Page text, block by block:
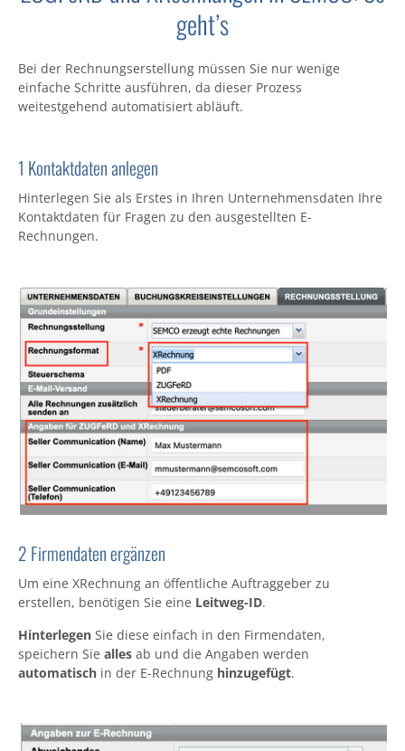
geht’s
Bei der Rechnungserstellung müssen Sie nur wenige
einfache Schritte ausführen, da dieser Prozess
weitestgehend automatisiert abläuft.
1 Kontaktdaten anlegen
Hinterlegen Sie als Erstes in Ihren Unternehmensdaten Ihre
Kontaktdaten für Fragen zu den ausgestellten E-
Rechnungen.
2 Firmendaten ergänzen
Um eine XRechnung an öffentliche Auftraggeber zu
erstellen, benötigen Sie eine Leitweg-ID.
Hinterlegen Sie diese einfach in den Firmendaten,
speichern Sie alles ab und die Angaben werden
automatisch in der E-Rechnung hinzugefügt.